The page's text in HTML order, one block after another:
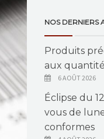
NOS DERNIERS
Produits
aux
6 AOÛT 2026
Éclipse du
vous de
conformes